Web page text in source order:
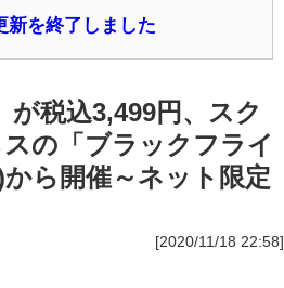
新を終了しました
税込3,499円、スク
の「ブラックフライ
ら開催～ネット限定
[2020/11/18 22:58]